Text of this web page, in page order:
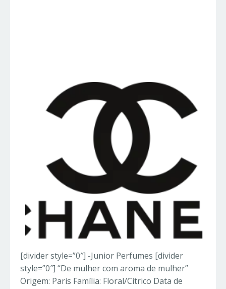
[divider style=”0″] -Junior Perfumes [divider
style=”0″] “De mulher com aroma de mulher”
Origem: Paris Família: Floral/Citrico Data de